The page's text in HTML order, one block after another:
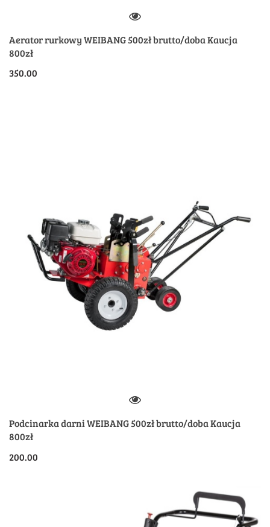
Aerator rurkowy WEIBANG 500zł brutto/doba Kaucja
800zł
350.00
Podcinarka darni WEIBANG 500zł brutto/doba Kaucja
800zł
200.00